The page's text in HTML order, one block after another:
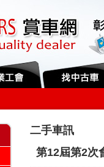
二手車訊
第12屆第2次